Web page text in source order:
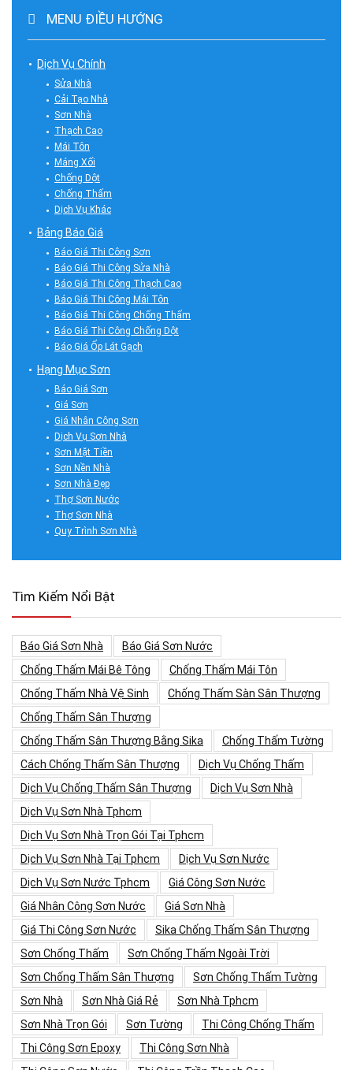
MENU ĐIỀU HƯỚNG
Dịch Vụ Chính
Sửa Nhà
Cải Tạo Nhà
Sơn Nhà
Thạch Cao
Mái Tôn
Máng Xối
Chống Dột
Chống Thấm
Dịch Vụ Khác
Bảng Báo Giá
Báo Giá Thi Công Sơn
Báo Giá Thi Công Sửa Nhà
Báo Giá Thi Công Thạch Cao
Báo Giá Thi Công Mái Tôn
Báo Giá Thi Công Chống Thấm
Báo Giá Thi Công Chống Dột
Báo Giá Ốp Lát Gạch
Hạng Mục Sơn
Báo Giá Sơn
Giá Sơn
Giá Nhân Công Sơn
Dịch Vụ Sơn Nhà
Sơn Mặt Tiền
Sơn Nền Nhà
Sơn Nhà Đẹp
Thợ Sơn Nước
Thợ Sơn Nhà
Quy Trình Sơn Nhà
Tìm Kiếm Nổi Bật
Báo Giá Sơn Nhà
Báo Giá Sơn Nước
Chống Thấm Mái Bê Tông
Chống Thấm Mái Tôn
Chống Thấm Nhà Vệ Sinh
Chống Thấm Sàn Sân Thượng
Chống Thấm Sân Thượng
Chống Thấm Sân Thượng Bằng Sika
Chống Thấm Tường
Cách Chống Thấm Sân Thượng
Dịch Vụ Chống Thấm
Dịch Vụ Chống Thấm Sân Thượng
Dịch Vụ Sơn Nhà
Dịch Vụ Sơn Nhà Tphcm
Dịch Vụ Sơn Nhà Trọn Gói Tại Tphcm
Dịch Vụ Sơn Nhà Tại Tphcm
Dịch Vụ Sơn Nước
Dịch Vụ Sơn Nước Tphcm
Giá Công Sơn Nước
Giá Nhân Công Sơn Nước
Giá Sơn Nhà
Giá Thi Công Sơn Nước
Sika Chống Thấm Sân Thượng
Sơn Chống Thấm
Sơn Chống Thấm Ngoài Trời
Sơn Chống Thấm Sân Thượng
Sơn Chống Thấm Tường
Sơn Nhà
Sơn Nhà Giá Rẻ
Sơn Nhà Tphcm
Sơn Nhà Trọn Gói
Sơn Tường
Thi Công Chống Thấm
Thi Công Sơn Epoxy
Thi Công Sơn Nhà